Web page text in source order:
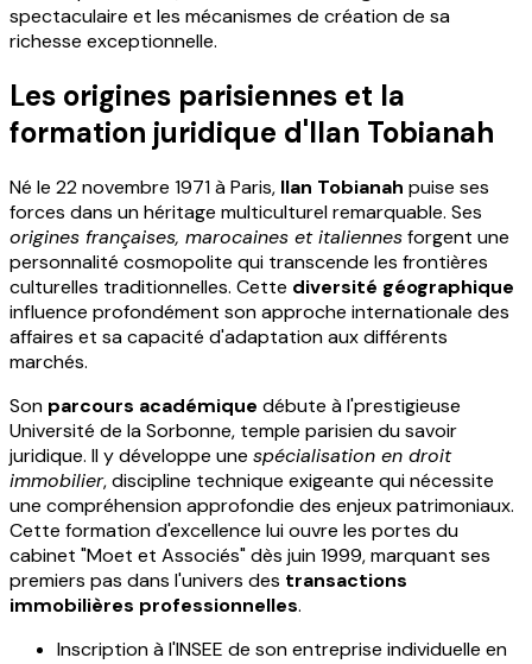
spectaculaire et les mécanismes de création de sa
richesse exceptionnelle.
Les origines parisiennes et la
formation juridique d'Ilan Tobianah
Né le 22 novembre 1971 à Paris, Ilan Tobianah puise ses
forces dans un héritage multiculturel remarquable. Ses
origines françaises, marocaines et italiennesforgent une
personnalité cosmopolite qui transcende les frontières
culturelles traditionnelles. Cette diversité géographique
influence profondément son approche internationale des
affaires et sa capacité d'adaptation aux différents
marchés.
Son parcours académique débute à l'prestigieuse
Université de la Sorbonne, temple parisien du savoir
juridique. Il y développe une spécialisation en droit
immobilier, discipline technique exigeante qui nécessite
une compréhension approfondie des enjeux patrimoniaux.
Cette formation d'excellence lui ouvre les portes du
cabinet "Moet et Associés" dès juin 1999, marquant ses
premiers pas dans l'univers des transactions
immobilières professionnelles.
Inscription à l'INSEE de son entreprise individuelle en